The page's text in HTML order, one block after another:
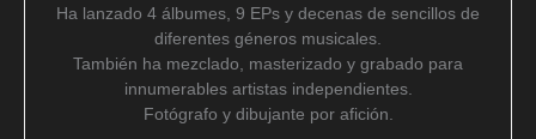
Ha lanzado 4 álbumes, 9 EPs y decenas de sencillos de
diferentes géneros musicales.
También ha mezclado, masterizado y grabado para
innumerables artistas independientes.
Fotógrafo y dibujante por afición.